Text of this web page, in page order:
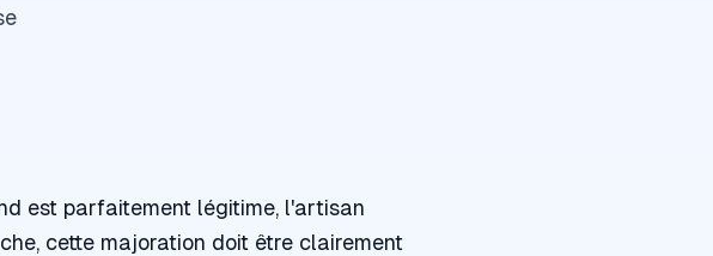
est parfaitement légitime, l'artisan
cette majoration doit être clairement